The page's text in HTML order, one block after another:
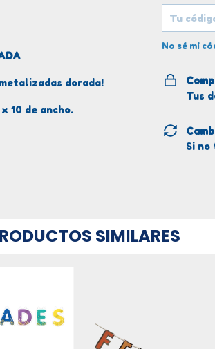
dorada!
10 de ancho.
No sé mi
Tus
Si
SIMILARES